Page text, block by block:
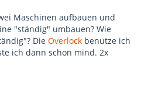
Maschinen aufbauen und
"ständig" umbauen? Wie
Die Overlock benutze ich
ich dann schon mind. 2x